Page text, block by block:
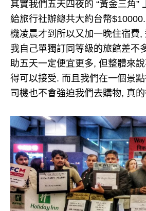
其實我們五天四夜的 “黃金三角”
給旅行社辦總共大約台幣
機凌晨才到所以又加一晚住宿費,
我自己單獨訂同等級的旅館差不
助五天一定便宜更多, 但整體來
得可以接受. 而且我們在一個景
司機也不會強迫我們去購物, 真